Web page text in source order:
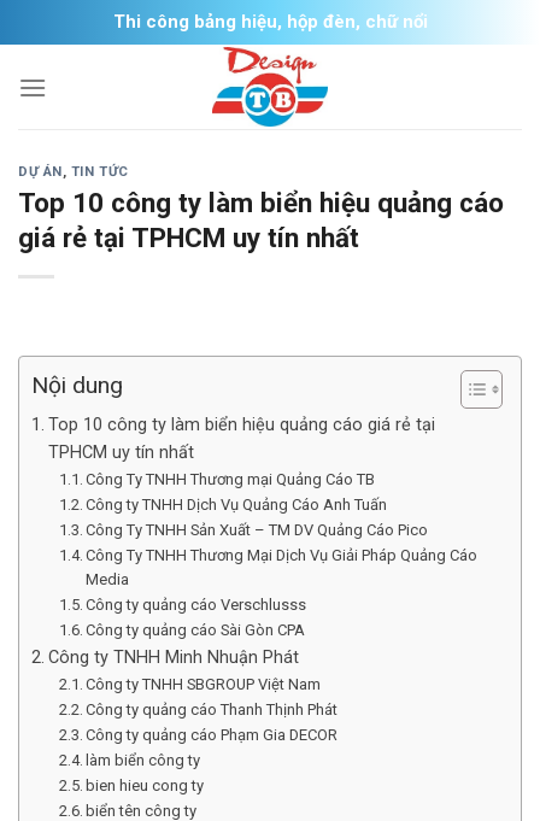
to
content
Thi công bảng hiệu, hộp đèn, chữ nổi
DỰ ÁN, TIN TỨC
Top 10 công ty làm biển hiệu quảng cáo
giá rẻ tại TPHCM uy tín nhất
Nội dung
Top 10 công ty làm biển hiệu quảng cáo giá rẻ tại
TPHCM uy tín nhất
Công Ty TNHH Thương mại Quảng Cáo TB
Công ty TNHH Dịch Vụ Quảng Cáo Anh Tuấn
Công Ty TNHH Sản Xuất – TM DV Quảng Cáo Pico
Công Ty TNHH Thương Mại Dịch Vụ Giải Pháp Quảng Cáo
Media
Công ty quảng cáo Verschlusss
Công ty quảng cáo Sài Gòn CPA
Công ty TNHH Minh Nhuận Phát
Công ty TNHH SBGROUP Việt Nam
Công ty quảng cáo Thanh Thịnh Phát
Công ty quảng cáo Phạm Gia DECOR
làm biển công ty
bien hieu cong ty
biển tên công ty